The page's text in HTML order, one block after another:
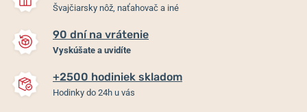
Švajčiarsky nôž, naťahovač a iné
90 dní na vrátenie
Vyskúšate a uvidíte
+2500 hodiniek skladom
Hodinky do 24h u vás